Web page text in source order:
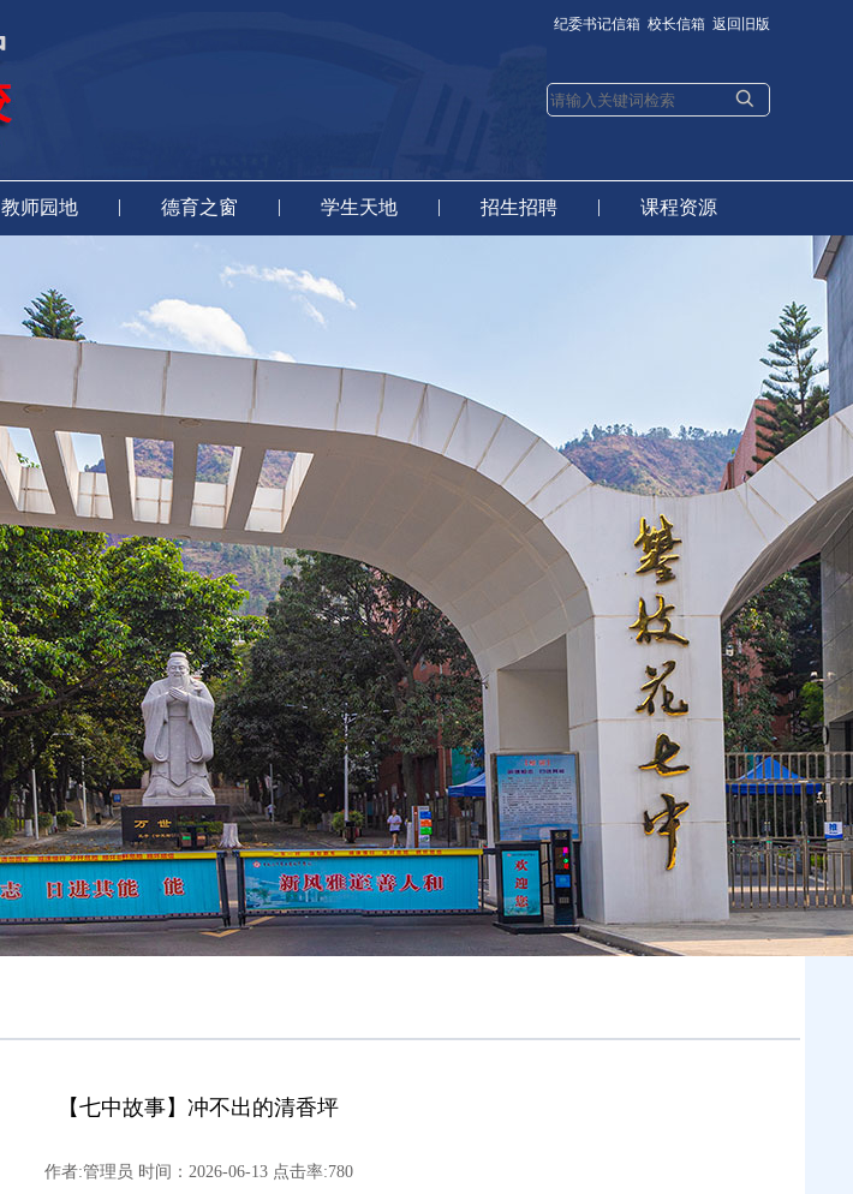
纪委书记信箱 校长信箱 返回旧版
教师园地 | 德育之窗 | 学生天地 | 招生招聘 | 课程资源
【七中故事】冲不出的清香坪
作者:管理员 时间：2026-06-13 点击率:780